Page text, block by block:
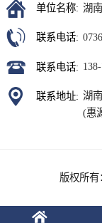
单位名称: 湖
联系电话:
联系电话:
联系地址: 湖
(惠
版权所有